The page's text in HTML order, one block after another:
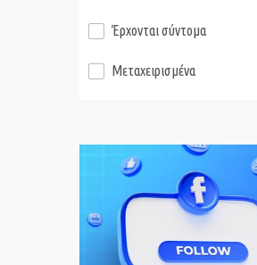
Έρχονται σύντομα
Μεταχειρισμένα